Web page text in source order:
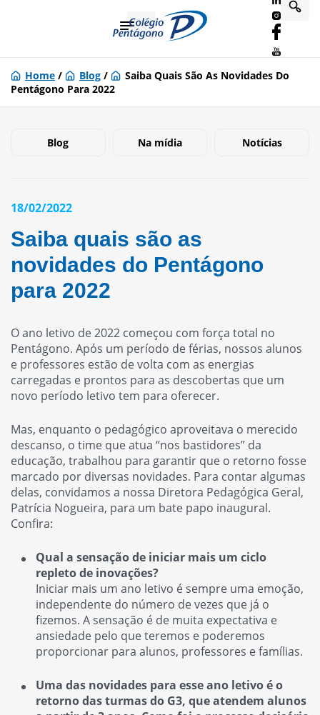
Home / Blog /
Saiba Quais São As Novidades Do
Pentágono Para 2022
Blog Na mídia Notícias
18/02/2022
Saiba quais são as
novidades do Pentágono
para 2022
O ano letivo de 2022 começou com força total no
Pentágono. Após um período de férias, nossos alunos
e professores estão de volta com as energias
carregadas e prontos para as descobertas que um
novo período letivo tem para oferecer.
Mas, enquanto o pedagógico aproveitava o merecido
descanso, o time que atua “nos bastidores” da
educação, trabalhou para garantir que o retorno fosse
marcado por diversas novidades. Para contar algumas
delas, convidamos a nossa Diretora Pedagógica Geral,
Patrícia Nogueira, para um bate papo inaugural.
Confira:
Qual a sensação de iniciar mais um ciclo
repleto de inovações?
Iniciar mais um ano letivo é sempre uma emoção,
independente do número de vezes que já o
fizemos. A sensação é de muita expectativa e
ansiedade pelo que teremos e poderemos
proporcionar para alunos, professores e famílias.
Uma das novidades para esse ano letivo é o
retorno das turmas do G3, que atendem alunos